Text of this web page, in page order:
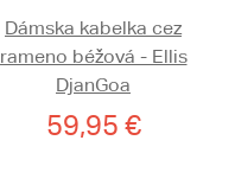
Dámska kabelka cez
rameno béžová - Ellis
DjanGoa
59,95 €